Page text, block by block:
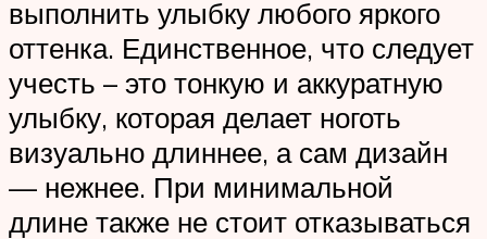
выполнить улыбку любого яркого
оттенка. Единственное, что следует
учесть – это тонкую и аккуратную
улыбку, которая делает ноготь
визуально длиннее, а сам дизайн
— нежнее. При минимальной
длине также не стоит отказываться